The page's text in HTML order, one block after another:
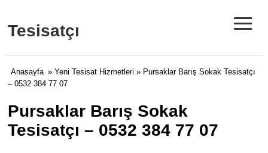
Tesisatçı ≡
Anasayfa » Yeni Tesisat Hizmetleri » Pursaklar Barış Sokak Tesisatçı
– 0532 384 77 07
Pursaklar Barış Sokak
Tesisatçı – 0532 384 77 07